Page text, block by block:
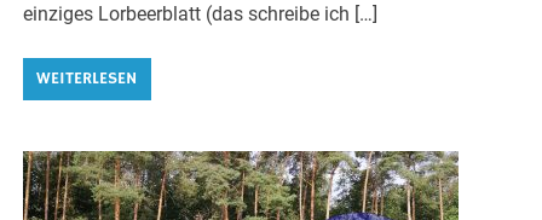
einziges Lorbeerblatt (das schreibe ich […]
WEITERLESEN